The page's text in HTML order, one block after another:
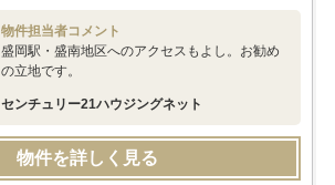
物件担当者コメント
盛岡駅・盛南地区へのアクセスもよし。お勧め
の立地です。
センチュリー21ハウジングネット
物件を詳しく見る